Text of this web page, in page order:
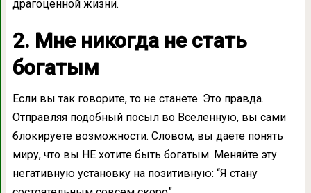
драгоценной жизни.
2. Мне никогда не стать
богатым
Если вы так говорите, то не станете. Это правда.
Отправляя подобный посыл во Вселенную, вы сами
блокируете возможности. Словом, вы даете понять
миру, что вы НЕ хотите быть богатым. Меняйте эту
негативную установку на позитивную: “Я стану